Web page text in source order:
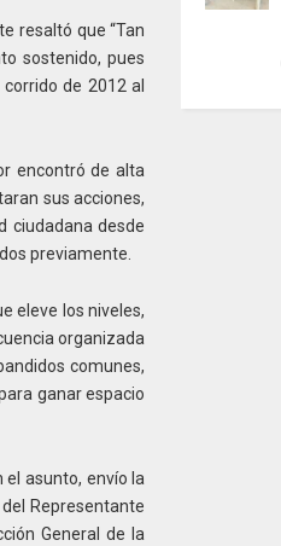
resaltó que “Tan
sostenido, pues
de 2012 al
encontró de alta
sus acciones,
ciudadana desde
previamente.
eleve los niveles,
organizada
comunes,
ganar espacio
asunto, envío la
Representante
General de la